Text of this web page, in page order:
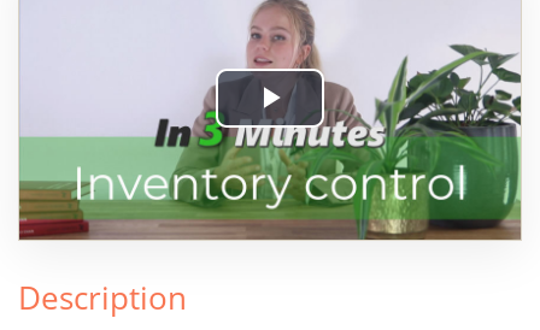
Play
Video
Description